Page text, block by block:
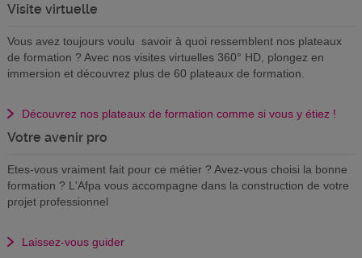
Visite virtuelle
Vous avez toujours voulu savoir à quoi ressemblent nos plateaux
de formation ? Avec nos visites virtuelles 360° HD, plongez en
immersion et découvrez plus de 60 plateaux de formation.
Découvrez nos plateaux de formation comme si vous y étiez !
Votre avenir pro
Etes-vous vraiment fait pour ce métier ? Avez-vous choisi la bonne
formation ? L'Afpa vous accompagne dans la construction de votre
projet professionnel
Laissez-vous guider